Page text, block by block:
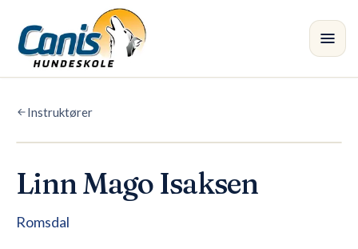
Skip to main content
Kurs
Instruktører
Instruktører
Linn Mago Isaksen
Romsdal